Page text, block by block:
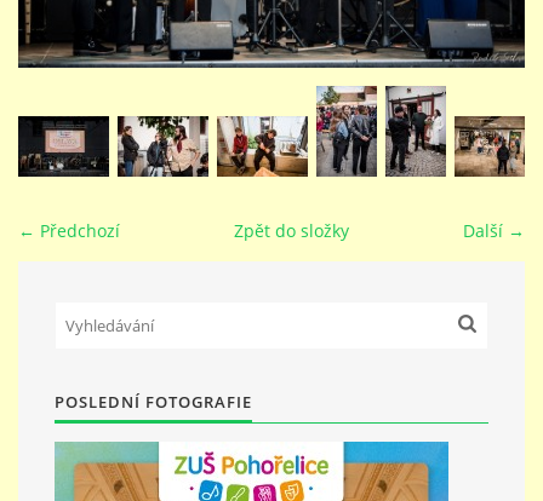
GALERIE
PEDAGOGICKÝ SBOR
DOKUMENTY / KE STAŽENÍ
KURZY
KONTAKTY
PŘÍMĚSTSKÝ TÁBOR
← Předchozí Další →
Zpět do složky
POSLEDNÍ FOTOGRAFIE